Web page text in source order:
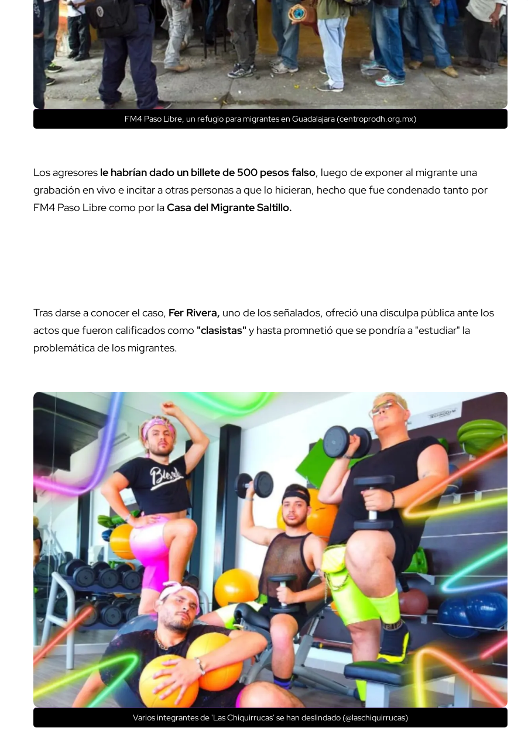
FM4 Paso Libre, un refugio para migrantes en Guadalajara (centroprodh.org.mx)
Los agresores le habrían dado un billete de 500 pesos falso, luego de exponer al migrante una
grabación en vivo e incitar a otras personas a que lo hicieran, hecho que fue condenado tanto por
FM4 Paso Libre como por laCasa del Migrante Saltillo.
Tras darse a conocer el caso, Fer Rivera, uno de los señalados, ofreció una disculpa pública ante los
actos que fueron calificados como "clasistas" y hasta promnetió que se pondría a "estudiar" la
problemática de los migrantes.
Varios integrantes de 'Las Chiquirrucas' se han deslindado (@laschiquirrucas)